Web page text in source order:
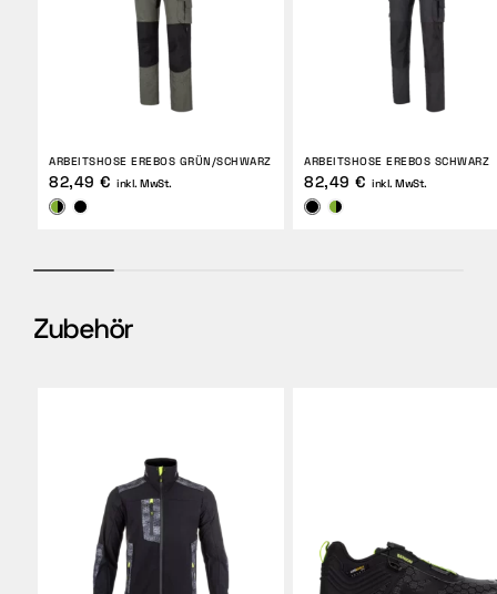
ARBEITSHOSE EREBOS GRÜN/SCHWARZ
82,49 € inkl. MwSt.
ARBEITSHOSE EREBOS SCHWARZ
82,49 € inkl. MwSt.
Zubehör